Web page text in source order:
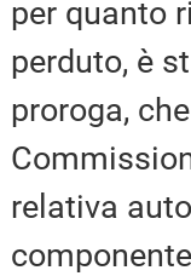
per quanto
perduto, è
proroga,
relativa